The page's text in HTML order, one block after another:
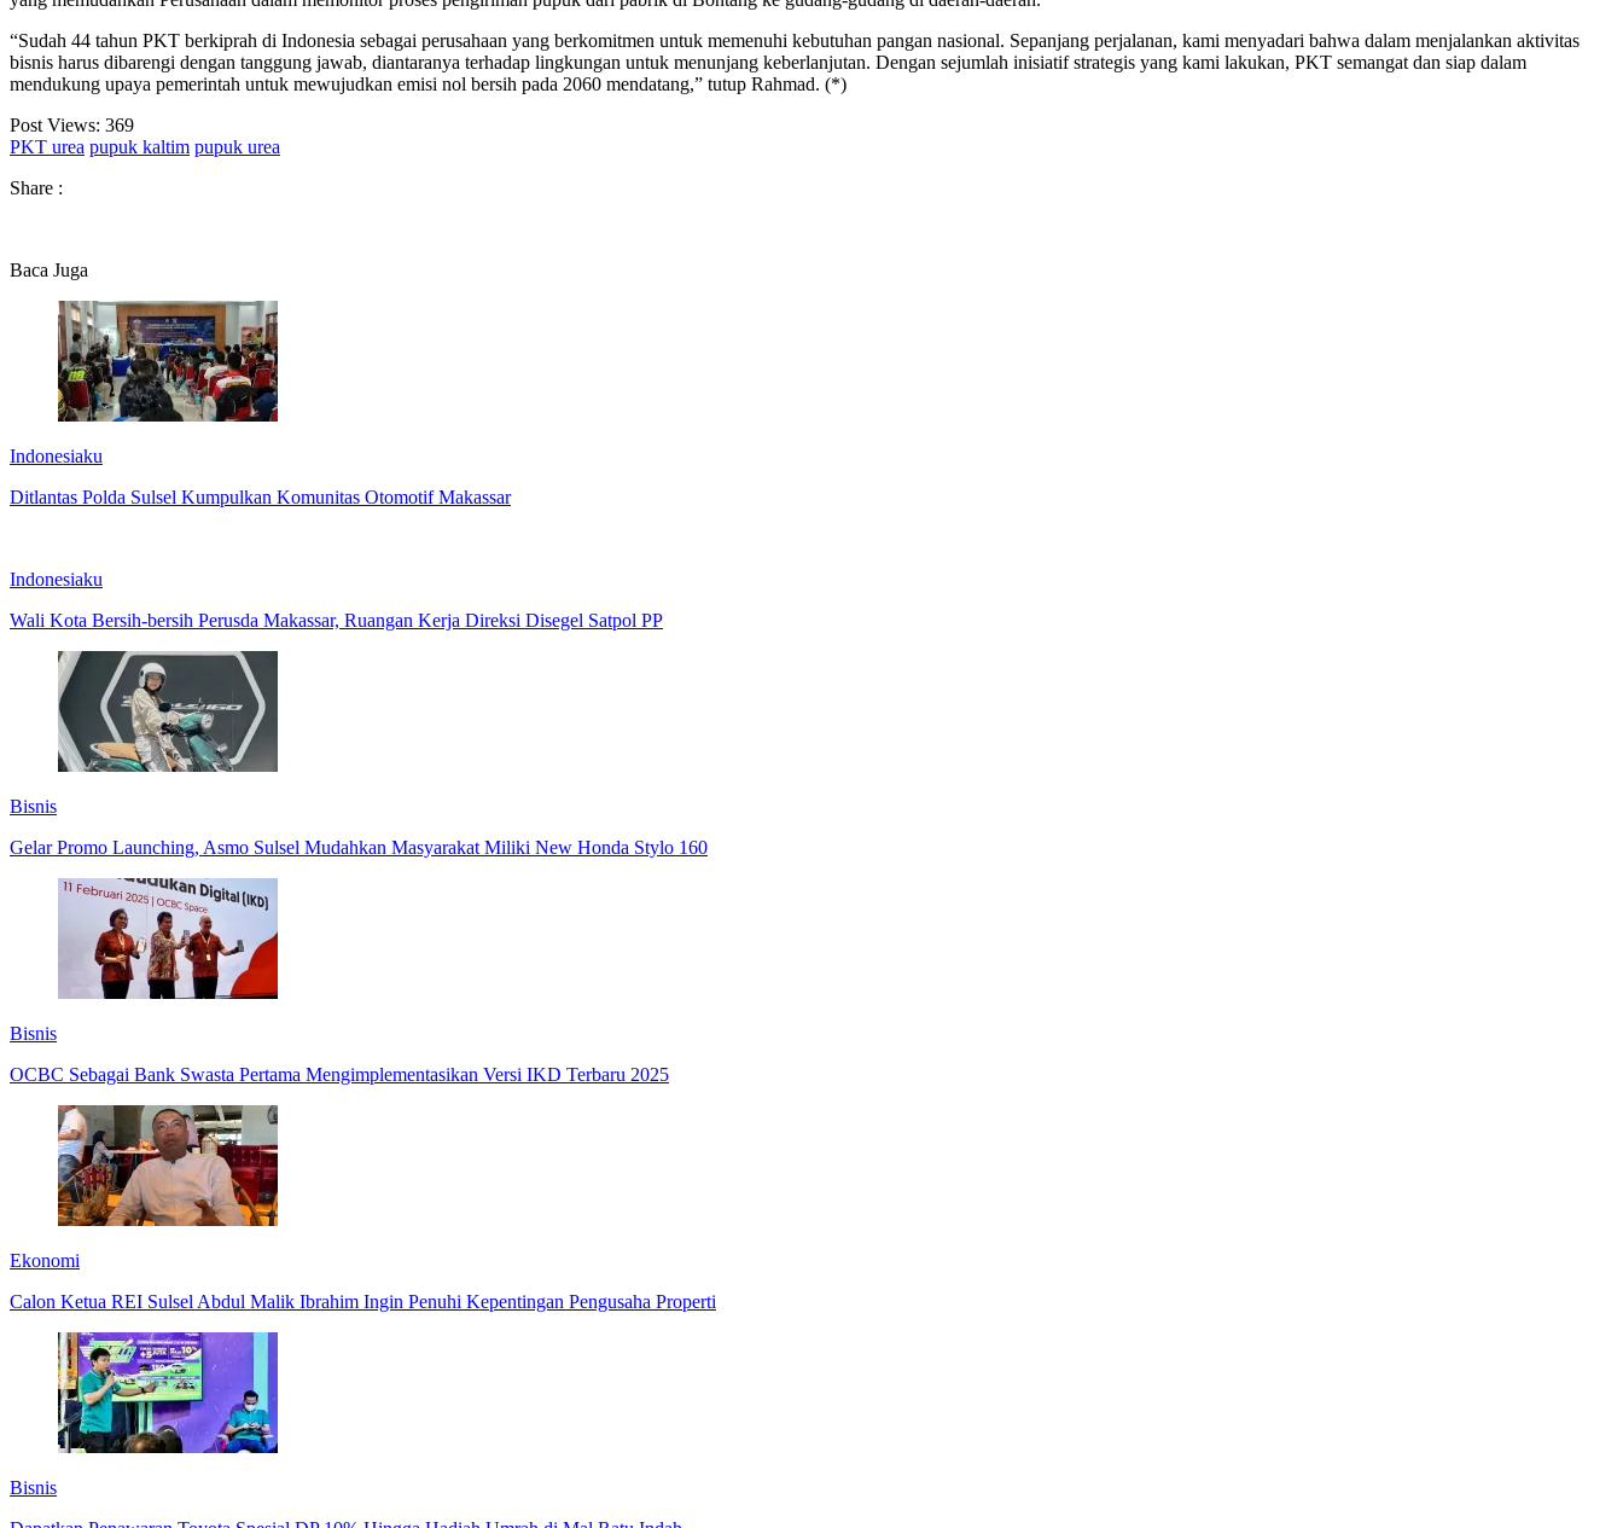
“Sudah 44 tahun PKT berkiprah di Indonesia sebagai perusahaan yang berkomitmen untuk memenuhi kebutuhan pangan nasional. Sepanjang perjalanan, kami menyadari bahwa dalam menjalankan aktivitas
bisnis harus dibarengi dengan tanggung jawab, diantaranya terhadap lingkungan untuk menunjang keberlanjutan. Dengan sejumlah inisiatif strategis yang kami lakukan, PKT semangat dan siap dalam
mendukung upaya pemerintah untuk mewujudkan emisi nol bersih pada 2060 mendatang,” tutup Rahmad. (*)
Post Views: 369
PKT urea pupuk kaltim pupuk urea
Share :
Baca Juga
Indonesiaku
Ditlantas Polda Sulsel Kumpulkan Komunitas Otomotif Makassar
Indonesiaku
Wali Kota Bersih-bersih Perusda Makassar, Ruangan Kerja Direksi Disegel Satpol PP
Bisnis
Gelar Promo Launching, Asmo Sulsel Mudahkan Masyarakat Miliki New Honda Stylo 160
Bisnis
OCBC Sebagai Bank Swasta Pertama Mengimplementasikan Versi IKD Terbaru 2025
Ekonomi
Calon Ketua REI Sulsel Abdul Malik Ibrahim Ingin Penuhi Kepentingan Pengusaha Properti
Bisnis